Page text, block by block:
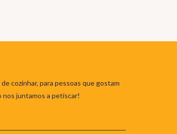
cozinhar, para pessoas que gostam
nos juntamos a petiscar!